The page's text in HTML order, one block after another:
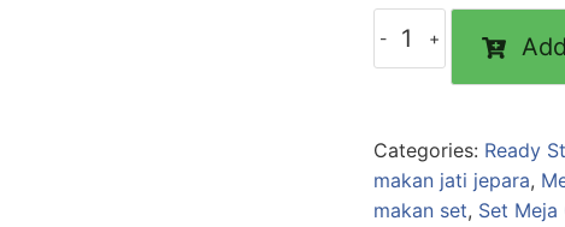
Categories: Ready
makan jati jepara,
makan set, Set Meja